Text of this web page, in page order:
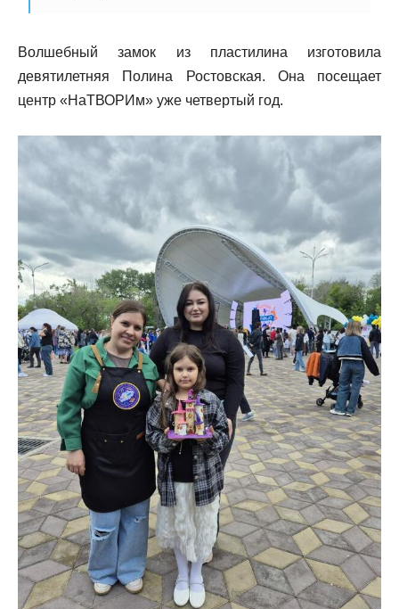
Волшебный замок из пластилина изготовила
девятилетняя Полина Ростовская. Она посещает
центр «НаТВОРИм» уже четвертый год.